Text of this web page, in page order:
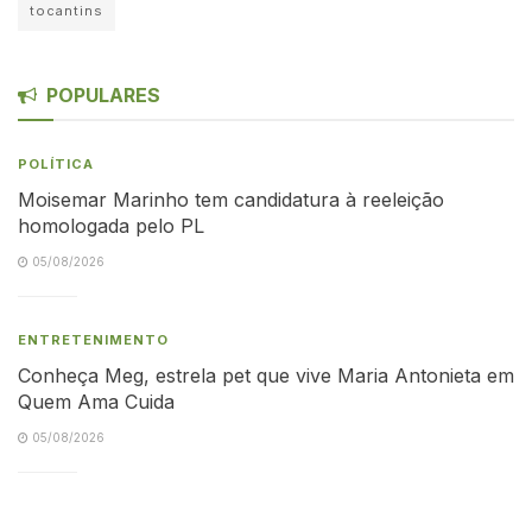
tocantins
POPULARES
POLÍTICA
Moisemar Marinho tem candidatura à reeleição
homologada pelo PL
05/08/2026
ENTRETENIMENTO
Conheça Meg, estrela pet que vive Maria Antonieta em
Quem Ama Cuida
05/08/2026